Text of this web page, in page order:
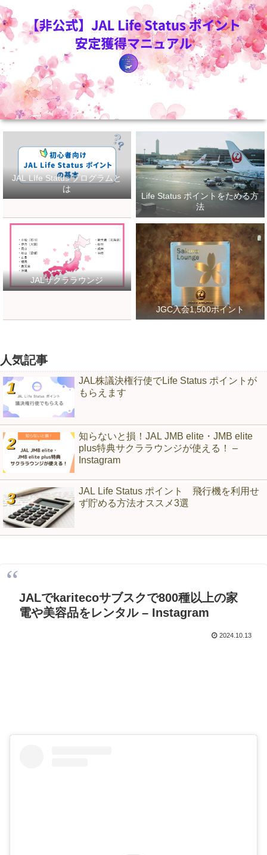
JAL LIfe Status プログラムと
は
Life Status ポイントをためる方
法
JALサクララウンジ
JGC入会1,500ポイント
人気記事
JAL株議決権行使でLife Status ポイントが
もらえます
知らないと損！JAL JMB elite・JMB elite
plus特典サクララウンジが使える！ –
Instagram
JAL Life Status ポイント 飛行機を利用せ
ず貯める方法オススメ3選
JALでkaritecoサブスクで800種以上の家
電や美容品をレンタル – Instagram
2024.10.13